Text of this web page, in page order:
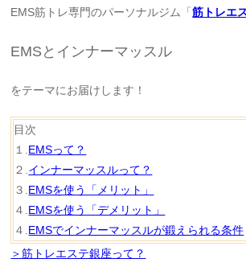
EMS筋トレ専門のパーソナルジム「筋トレエ
EMSとインナーマッスル
をテーマにお届けします！
目次
１.EMSって？
２.インナーマッスルって？
３.EMSを使う「メリット」
４.EMSを使う「デメリット」
４.EMSでインナーマッスルが鍛えられる条件
＞筋トレエステ銀座って？